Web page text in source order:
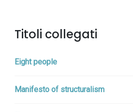
Titoli collegati
Eight people
Manifesto of structuralism